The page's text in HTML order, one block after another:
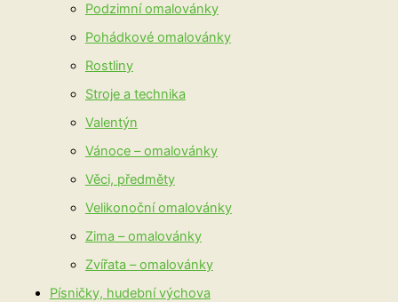
Podzimní omalovánky
Pohádkové omalovánky
Rostliny
Stroje a technika
Valentýn
Vánoce – omalovánky
Věci, předměty
Velikonoční omalovánky
Zima – omalovánky
Zvířata – omalovánky
Písničky, hudební výchova